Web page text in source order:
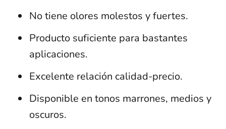
No tiene olores molestos y fuertes.
Producto suficiente para bastantes
aplicaciones.
Excelente relación calidad-precio.
Disponible en tonos marrones, medios y
oscuros.